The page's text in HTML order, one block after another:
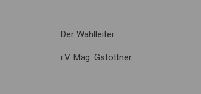
Der Wahlleiter:
i.V. Mag. Gstöttner